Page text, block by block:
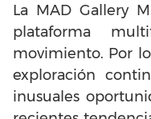
La MAD Gallery
plataforma
movimiento. Por
exploración
inusuales